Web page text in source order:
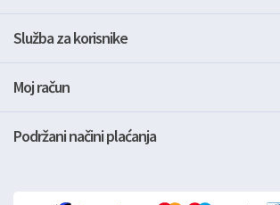
Služba za korisnike
Moj račun
Podržani načini plaćanja